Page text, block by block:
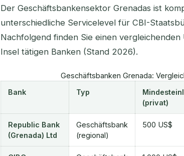
Der Geschäftsbankensektor Grenadas ist
unterschiedliche Servicelevel für CBI-
Nachfolgend finden Sie einen
Insel tätigen Banken (Stand 2026).
Geschäftsbanken Grenada:
Bank
Typ
(privat)
Republic Bank
(Grenada) Ltd
Geschäftsbank
(regional)
500 US$